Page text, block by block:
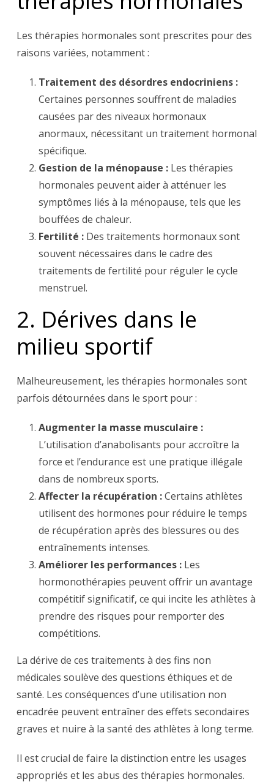
Les thérapies hormonales sont prescrites pour des
raisons variées, notamment :
Traitement des désordres endocriniens :
Certaines personnes souffrent de maladies
causées par des niveaux hormonaux
anormaux, nécessitant un traitement hormonal
spécifique.
Gestion de la ménopause : Les thérapies
hormonales peuvent aider à atténuer les
symptômes liés à la ménopause, tels que les
bouffées de chaleur.
Fertilité : Des traitements hormonaux sont
souvent nécessaires dans le cadre des
traitements de fertilité pour réguler le cycle
menstruel.
2. Dérives dans le
milieu sportif
Malheureusement, les thérapies hormonales sont
parfois détournées dans le sport pour :
Augmenter la masse musculaire :
L’utilisation d’anabolisants pour accroître la
force et l’endurance est une pratique illégale
dans de nombreux sports.
Affecter la récupération :Certains athlètes
utilisent des hormones pour réduire le temps
de récupération après des blessures ou des
entraînements intenses.
Améliorer les performances : Les
hormonothérapies peuvent offrir un avantage
compétitif significatif, ce qui incite les athlètes à
prendre des risques pour remporter des
compétitions.
La dérive de ces traitements à des fins non
médicales soulève des questions éthiques et de
santé. Les conséquences d’une utilisation non
encadrée peuvent entraîner des effets secondaires
graves et nuire à la santé des athlètes à long terme.
Il est crucial de faire la distinction entre les usages
appropriés et les abus des thérapies hormonales.